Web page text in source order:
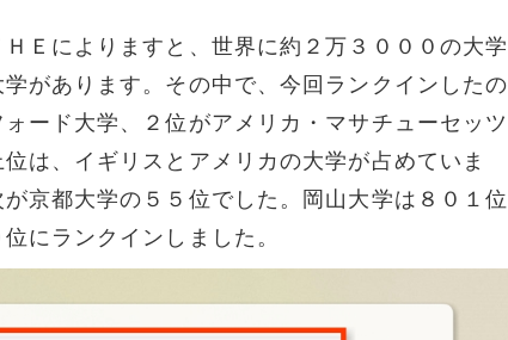
Ｅによりますと、世界に約２万３０００の大学
があります。その中で、今回ランクインしたの
ード大学、２位がアメリカ・マサチューセッツ
は、イギリスとアメリカの大学が占めていま
京都大学の５５位でした。岡山大学は８０１位
にランクインしました。